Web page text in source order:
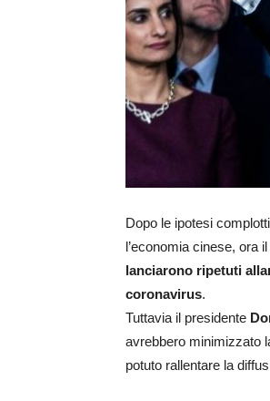
Dopo le ipotesi
l’economia cinese, ora il
lanciarono ripetuti
coronavirus.
Tuttavia il presidente
avrebbero minimizzato
potuto rallentare la